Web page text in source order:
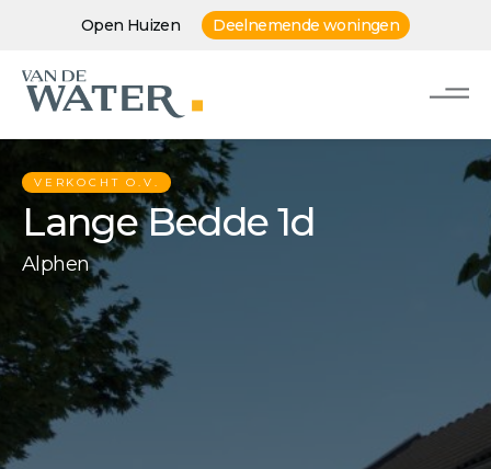
Open Huizen Deelnemende woningen
VERKOCHT O.V.
Lange Bedde 1d
Alphen